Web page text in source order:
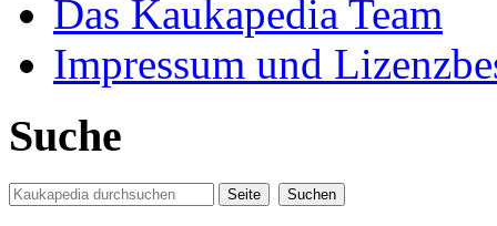
Das Kaukapedia Team
Impressum und
Suche